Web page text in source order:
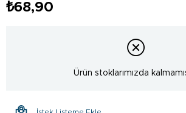
₺68,90
Ürün stoklarımızda